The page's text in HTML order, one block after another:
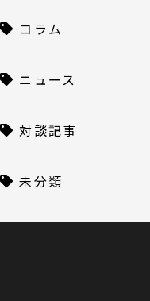
コラム
ニュース
対談記事
未分類